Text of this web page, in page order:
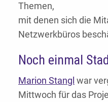
Themen,
mit denen sich die
Netzwerkbüros
Noch einmal
Marion Stangl war
Mittwoch für das